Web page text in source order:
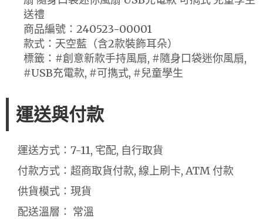
送禮
商品編號：240523-00001
款式：天空藍（含2款裝飾耳朵）
標籤：#創意新款手持風扇, #隨身口袋迷你風扇,
#USB充電款, #可擕式, #兒童學生
運送與付款
運送方式：7-11, 宅配, 自行取貨
付款方式：超商取貨付款, 線上刷卡, ATM 付款
供貨模式：現貨
配送溫層： 常溫